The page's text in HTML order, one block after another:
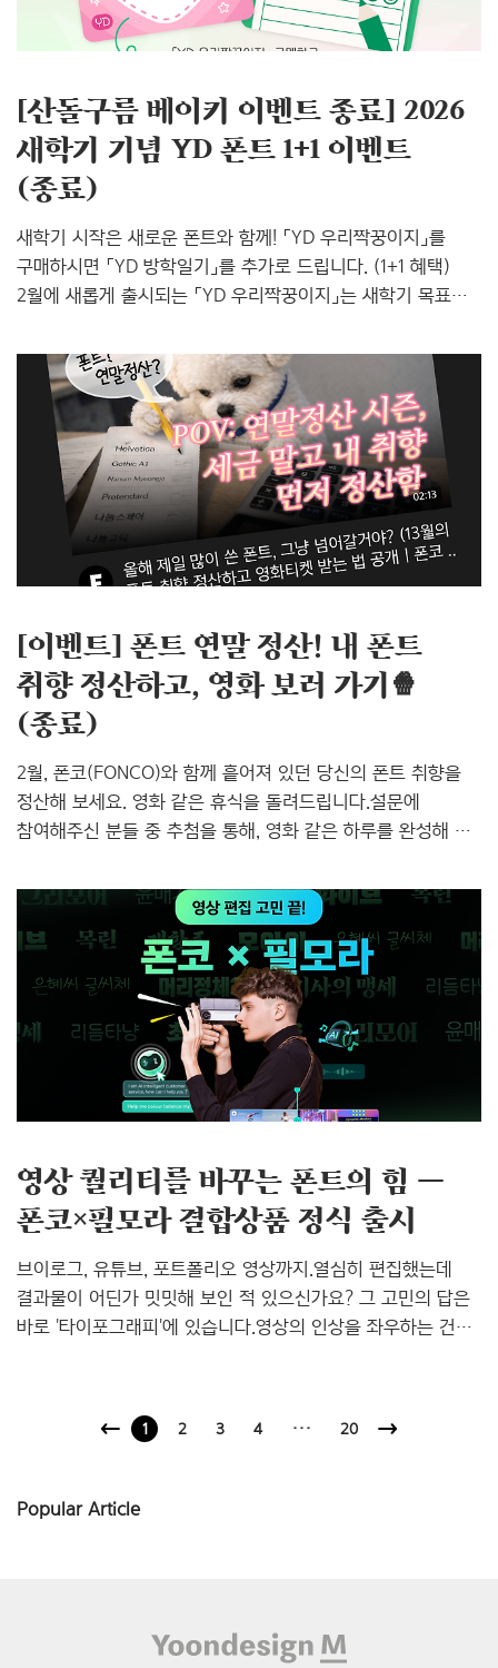
브랜드에 직접 참여하고, 그 결과물이 부산의 소중한 문화
자산으로 축적되기를..
[산돌구름 베이키 이벤트 종료] 2026
새학기 기념 YD 폰트 1+1 이벤트
(종료)
새학기 시작은 새로운 폰트와 함께! 「YD 우리짝꿍이지」를
구매하시면 「YD 방학일기」를 추가로 드립니다. (1+1 혜택)
2월에 새롭게 출시되는 「YD 우리짝꿍이지」는 새학기 목표인
짝꿍에게 이름 옆 특별한 날개까지 달아주면 우정 지수 상승!
친근하고 동글동글한 서체로 친구들에게 먼저 다가가 보세요.
당신의 마음을 전하고 싶은 짝꿍은 누구인가요? 🔍 「YD
우리짝꿍이지」 폰트 상세보기 🔍 「YD 방학일기」 폰트
상세보기 📌이벤트 참여방법 ✅ Step 1. 🔗베이키 모바일
iOS앱에 접속해 「YD 우리짝꿍이지」폰트를 구매합니다. ✅
Step 2. 상품 상세 페이지에 구매한 폰트의 후기를
남깁니다.※ 리뷰는 베이키 모바일 ..
[이벤트] 폰트 연말 정산! 내 폰트
취향 정산하고, 영화 보러 가기🍿
(종료)
2월, 폰코(FONCO)와 함께 흩어져 있던 당신의 폰트 취향을
정산해 보세요. 영화 같은 휴식을 돌려드립니다.설문에
참여해주신 분들 중 추첨을 통해, 영화 같은 하루를 완성해 줄
Pick: 폰코 폰트 중 지금 내 감성과 찰떡인 폰트 선택— 나의
폰트 리포트: 주로 사용하는 폰트와 활용 분야는?— 나의 최애
폰트: 브랜드 상관없이 내가 요즘 가장 자주 쓰는 폰트—
업그레이드 요청: 더 나은 폰트 경험을 위해 폰코에 바라는
개선점 🎁 취향 정산 보상— 메가박스 영화 관람권 (1인 2매)—
총 20명 추첨 📅 일정 및 참여 방법— 참여 기간: 2026. 2. 5.
(목) ~ 2026. 2. 12.(목) 12:00(정오) 까지— 당첨자 발..
영상 퀄리티를 바꾸는 폰트의 힘 —
폰코×필모라 결합상품 정식 출시
브이로그, 유튜브, 포트폴리오 영상까지.열심히 편집했는데
결과물이 어딘가 밋밋해 보인 적 있으신가요? 그 고민의 답은
바로 '타이포그래피'에 있습니다.영상의 인상을 좌우하는 건
전체 무드와 퀄리티가 결정되기 때문이죠. 지난해 기간 한정
프로모션으로 만났던 ‘폰코 × 필모라 결합상품’이 2026년
번에 이용할 수 있는 패키지로, 작업 환경을 보다 깔끔하게
1 2 3 4 ··· 20
Popular Article